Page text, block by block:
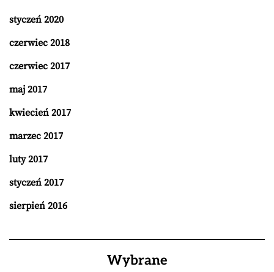
styczeń 2020
czerwiec 2018
czerwiec 2017
maj 2017
kwiecień 2017
marzec 2017
luty 2017
styczeń 2017
sierpień 2016
Wybrane